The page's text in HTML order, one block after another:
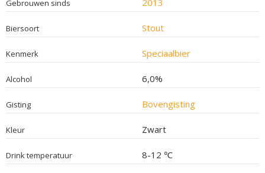
Gebrouwen sinds
Biersoort Stout
Kenmerk Speciaalbier
Alcohol 6,0%
Gisting Bovengisting
Kleur Zwart
Drink temperatuur 8-12 ℃